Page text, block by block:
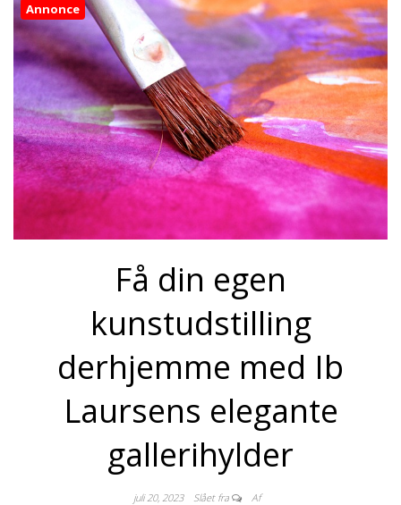
Annonce
Få din egen
kunstudstilling
derhjemme med Ib
Laursens elegante
gallerihylder
juli 20, 2023 Slået fra Af